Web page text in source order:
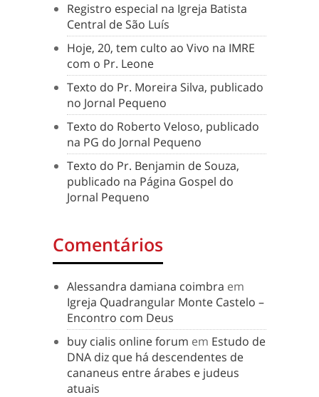
Registro especial na Igreja Batista
Central de São Luís
Hoje, 20, tem culto ao Vivo na IMRE
com o Pr. Leone
Texto do Pr. Moreira Silva, publicado
no Jornal Pequeno
Texto do Roberto Veloso, publicado
na PG do Jornal Pequeno
Texto do Pr. Benjamin de Souza,
publicado na Página Gospel do
Jornal Pequeno
Comentários
Alessandra damiana coimbra em
Igreja Quadrangular Monte Castelo –
Encontro com Deus
buy cialis online forum em Estudo de
DNA diz que há descendentes de
cananeus entre árabes e judeus
atuais